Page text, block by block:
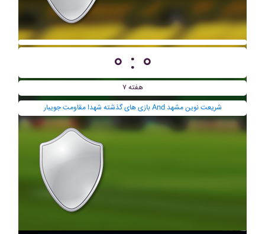
۰ : ۰
هفته ۷
بازی های گذشته شهدا مقاومت جويبار And شريعت نوين مشهد